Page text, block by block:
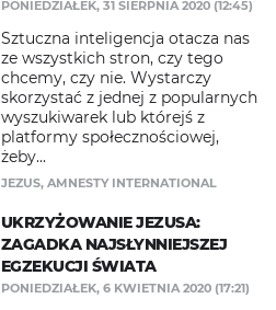
PONIEDZIAŁEK, 31 SIERPNIA 2020 (12:45)
Sztuczna inteligencja otacza nas
ze wszystkich stron, czy tego
chcemy, czy nie. Wystarczy
skorzystać z jednej z popularnych
wyszukiwarek lub którejś z
platformy społecznościowej,
żeby...
JEZUS, AMNESTY INTERNATIONAL
UKRZYŻOWANIE JEZUSA:
ZAGADKA NAJSŁYNNIEJSZEJ
EGZEKUCJI ŚWIATA
PONIEDZIAŁEK, 6 KWIETNIA 2020 (17:21)